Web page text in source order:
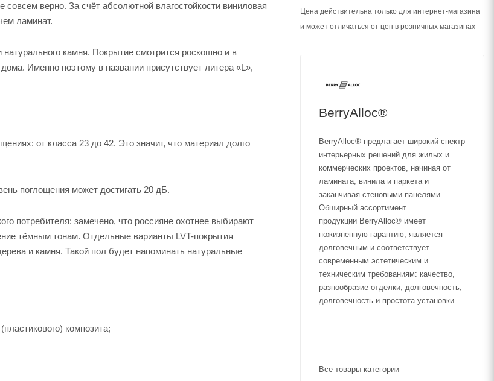
верно. За счёт абсолютной влагостойкости виниловая
ламинат.
камня. Покрытие смотрится роскошно и в
Именно поэтому в названии присутствует литера «L»,
от класса 23 до 42. Это значит, что материал долго
поглощения может достигать 20 дБ.
потребителя: замечено, что россияне охотнее выбирают
тёмным тонам. Отдельные варианты LVT-покрытия
и камня. Такой пол будет напоминать натуральные
композита;
Цена действительна только для интернет-магазина
и может отличаться от цен в розничных магазинах
BerryAlloc®
BerryAlloc® предлагает широкий спектр
интерьерных решений для жилых и
коммерческих проектов, начиная от
ламината, винила и паркета и
заканчивая стеновыми панелями.
Обширный ассортимент
продукции BerryAlloc® имеет
пожизненную гарантию, является
долговечным и соответствует
современным эстетическим и
техническим требованиям: качество,
разнообразие отделки, долговечность,
долговечность и простота установки.
Все товары категории